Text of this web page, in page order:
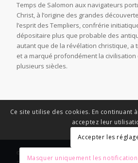
Temps de Salomon aux navigateurs
Christ, à l’origine des grandes
l’esprit des Templiers, confrérie
dépositaire plus que probable des
autant que de la révélation christique, a
et a marqué profondément la
plusieurs siècles.
© Copyright - News Nouvelle Acropole - 2023 -
Ce site utilise des cookies. En continuant
acceptez leur
Accepter les
Masquer uniquement les